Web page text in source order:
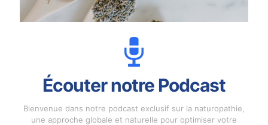
Écouter notre Podcast
Bienvenue dans notre podcast exclusif sur la naturopathie,
une approche globale et naturelle pour optimiser votre